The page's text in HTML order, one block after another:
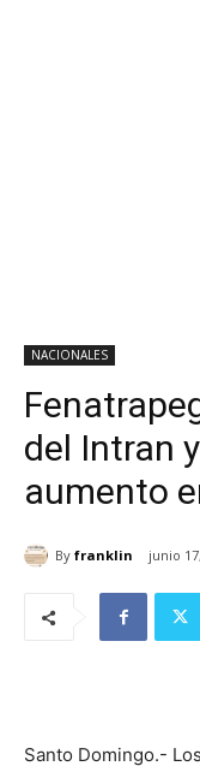
NACIONALES
del Intran
aumento
By franklin junio
Santo Domingo.-